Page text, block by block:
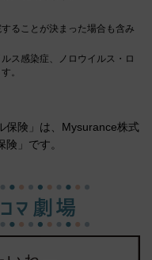
ることが決まった場合も含み
ス感染症、ノロウイルス・ロ
。
保険」は、Mysurance株式
」です。